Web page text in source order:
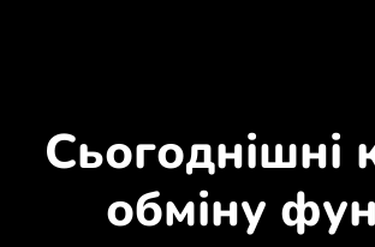
Сьогоднішні
обміну